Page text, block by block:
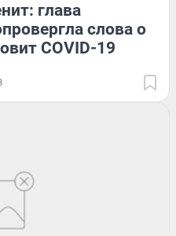
глава
слова о
COVID-19